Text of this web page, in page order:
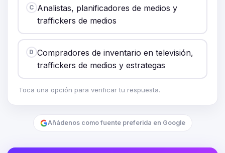
C Analistas, planificadores de medios y
traffickers de medios
D Compradores de inventario en televisión,
traffickers de medios y estrategas
Toca una opción para verificar tu respuesta.
Añádenos como fuente preferida en Google